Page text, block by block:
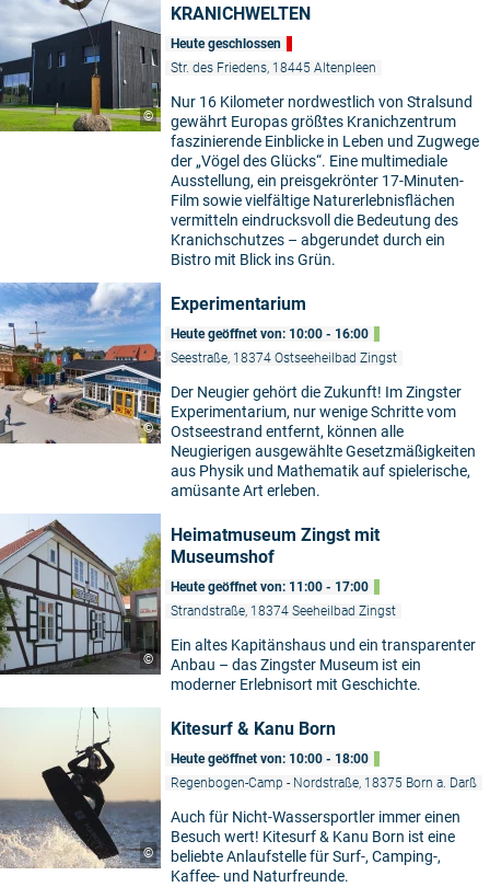
©
KRANICHWELTEN
Heute geschlossen
Str. des Friedens, 18445 Altenpleen
Nur 16 Kilometer nordwestlich von Stralsund
gewährt Europas größtes Kranichzentrum
faszinierende Einblicke in Leben und Zugwege
der „Vögel des Glücks“. Eine multimediale
Ausstellung, ein preisgekrönter 17-Minuten-
Film sowie vielfältige Naturerlebnisflächen
vermitteln eindrucksvoll die Bedeutung des
Kranichschutzes – abgerundet durch ein
Bistro mit Blick ins Grün.
©
Experimentarium
Heute geöffnet von: 10:00 - 16:00
Seestraße, 18374 Ostseeheilbad Zingst
Der Neugier gehört die Zukunft! Im Zingster
Experimentarium, nur wenige Schritte vom
Ostseestrand entfernt, können alle
Neugierigen ausgewählte Gesetzmäßigkeiten
aus Physik und Mathematik auf spielerische,
amüsante Art erleben.
©
Heimatmuseum Zingst mit
Museumshof
Heute geöffnet von: 11:00 - 17:00
Strandstraße, 18374 Seeheilbad Zingst
Ein altes Kapitänshaus und ein transparenter
Anbau – das Zingster Museum ist ein
moderner Erlebnisort mit Geschichte.
©
Kitesurf & Kanu Born
Heute geöffnet von: 10:00 - 18:00
Regenbogen-Camp - Nordstraße, 18375 Born a. Darß
Auch für Nicht-Wassersportler immer einen
Besuch wert! Kitesurf & Kanu Born ist eine
beliebte Anlaufstelle für Surf-, Camping-,
Kaffee- und Naturfreunde.